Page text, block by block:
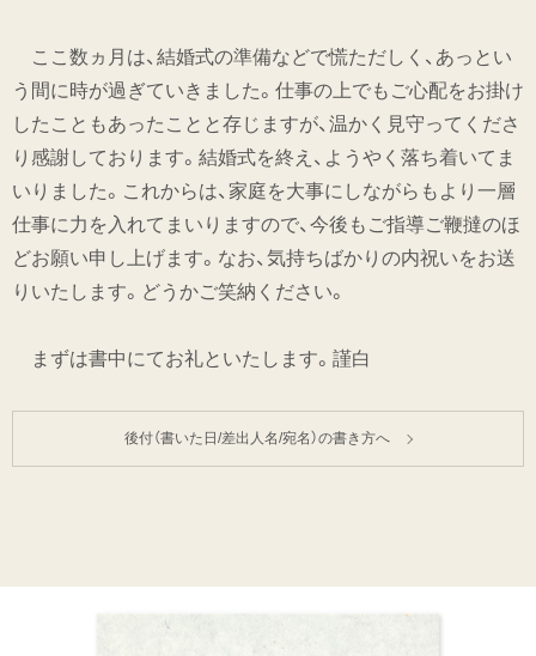
ここ数ヵ月は、結婚式の準備などで慌ただしく、あっとい
う間に時が過ぎていきました。仕事の上でもご心配をお掛け
したこともあったことと存じますが、温かく見守ってくださ
り感謝しております。結婚式を終え、ようやく落ち着いてま
いりました。これからは、家庭を大事にしながらもより一層
仕事に力を入れてまいりますので、今後もご指導ご鞭撻のほ
どお願い申し上げます。なお、気持ちばかりの内祝いをお送
りいたします。どうかご笑納ください。
まずは書中にてお礼といたします。謹白
後付（書いた日/差出人名/宛名）の書き方へ